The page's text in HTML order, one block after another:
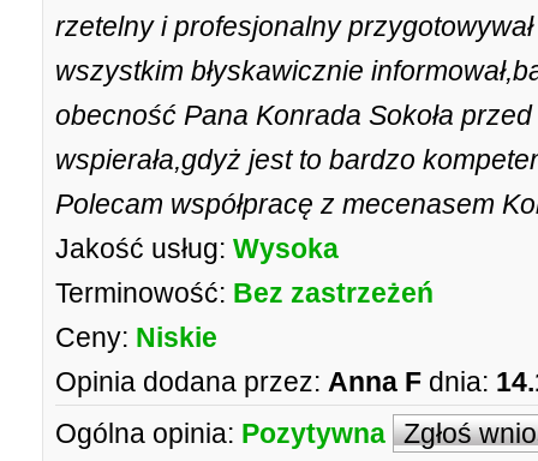
rzetelny i profesjonalny
wszystkim błyskawicznie
obecność Pana Konrada Sokoła
wspierała,gdyż jest to bardzo
Polecam współpracę z mecenasem
Jakość usług: Wysoka
Terminowość: Bez zastrzeżeń
Ceny: Niskie
Opinia dodana przez: Anna F dnia:
Ogólna opinia: Pozytywna Zgłoś